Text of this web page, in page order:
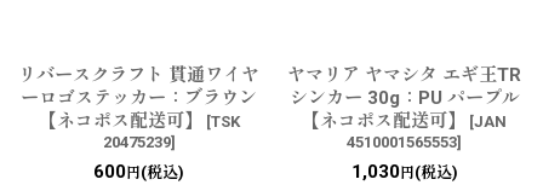
リバースクラフト 貫通ワイヤ
ーロゴステッカー：ブラウン
【ネコポス配送可】
[TSK
20475239]
600 円(税込)
ヤマリア ヤマシタ エギ王TR
シンカー 30g：PU パープル
【ネコポス配送可】
[JAN
4510001565553]
1,030円(税込)